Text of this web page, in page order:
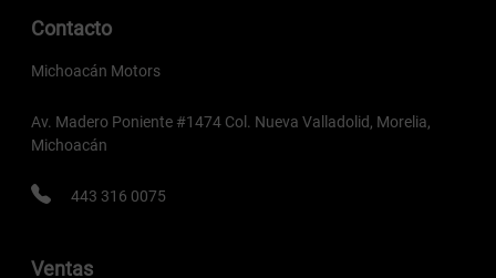
Contacto
Michoacán Motors
Av. Madero Poniente #1474 Col. Nueva Valladolid, Morelia,
Michoacán
443 316 0075
Ventas